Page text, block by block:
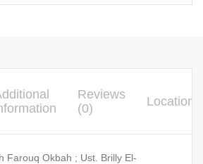
Reviews
(0)
Location
Farouq Okbah ; Ust. Brilly El-